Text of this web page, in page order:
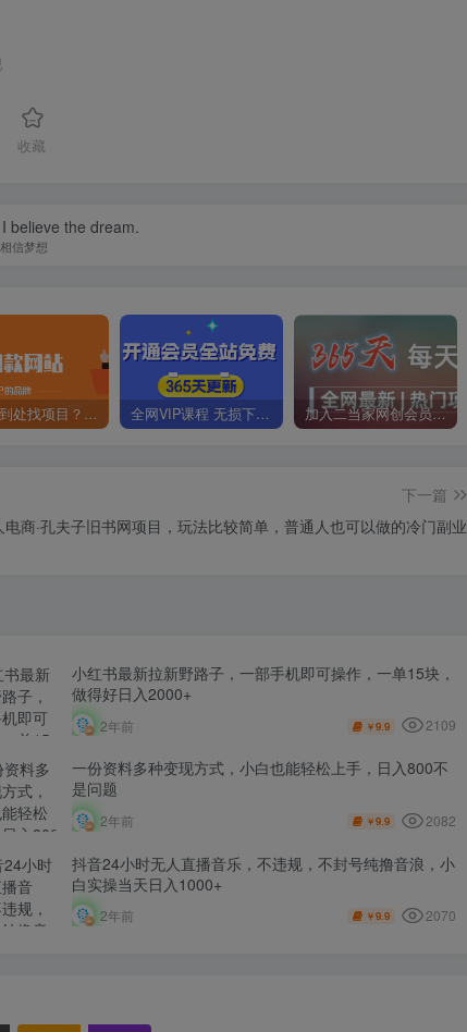
收藏
believe the dream.
信梦想
你还在到处找项目？还在当韭菜？我靠卖项目一个月收入5万+，曾经我也是个失败者。 全网VIP课程 无损下载~ 加入二当家网创会员，享受70%的推广提成，免费学习网上万种创业课程，菜鸟变大神。
下一篇
电商·孔夫子旧书网项目，玩法比较简单，普通人也可以做的冷门副业
小红书最新拉新野路子，一部手机即可操作，一单15块，
做得好日入2000+
2年前 ￥9.9 2109
一份资料多种变现方式，小白也能轻松上手，日入800不
是问题
2年前 ￥9.9 2082
抖音24小时无人直播音乐，不违规，不封号纯撸音浪，小
白实操当天日入1000+
2年前 ￥9.9 2070